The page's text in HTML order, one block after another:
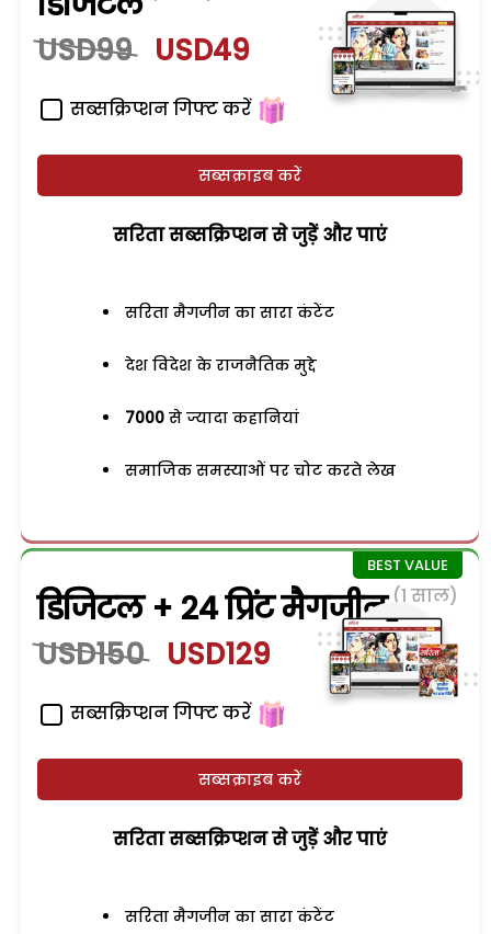
USD99 USD49
सब्सक्रिप्शन गिफ्ट करें
सब्सक्राइब करें
सरिता सब्सक्रिप्शन से जुड़ेें और पाएं
सरिता मैगजीन का सारा कंटेंट
देश विदेश के राजनैतिक मुद्दे
7000 से ज्यादा कहानियां
समाजिक समस्याओं पर चोट करते लेख
डिजिटल + 24 प्रिंट मैगजीन (1 साल)
USD150 USD129
सब्सक्रिप्शन गिफ्ट करें
सब्सक्राइब करें
सरिता सब्सक्रिप्शन से जुड़ेें और पाएं
सरिता मैगजीन का सारा कंटेंट